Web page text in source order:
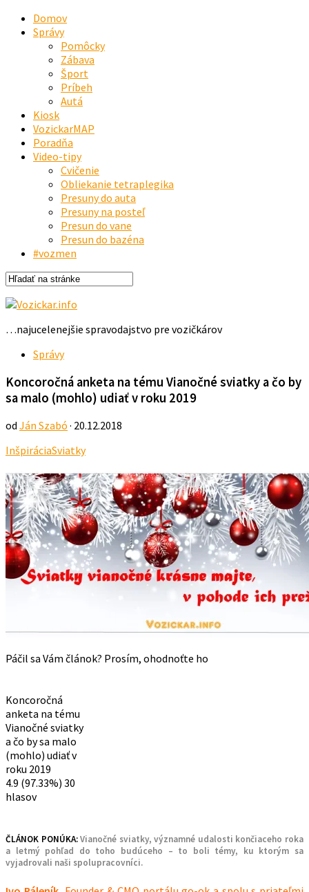
Domov
Správy
Pomôcky
Zábava
Šport
Príbeh
Autá
Kiosk
VozickarMAP
Poradňa
Video-tipy
Cvičenie
Obliekanie tetraplegika
Presuny do auta
Presuny na posteľ
Presun do vane
Presun do bazéna
#vozmen
…najucelenejšie spravodajstvo pre vozičkárov
Správy
Koncoročná anketa na tému Vianočné sviatky a čo by
sa malo (mohlo) udiať v roku 2019
od Ján Szabó · 20.12.2018
InšpiráciaSviatky
Páčil sa Vám článok? Prosím, ohodnoťte ho
Koncoročná
anketa na tému
Vianočné sviatky
a čo by sa malo
(mohlo) udiať v
roku 2019
4.9 (97.33%) 30
hlasov
ČLÁNOK PONÚKA:Vianočné sviatky, významné udalosti končiaceho roka
a letmý pohľad do toho budúceho – to boli témy, ku ktorým sa
vyjadrovali naši spolupracovníci.